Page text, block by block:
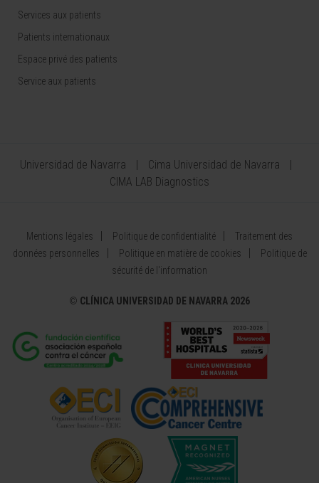
Services aux patients
Patients internationaux
Espace privé des patients
Service aux patients
Universidad de Navarra
Cima Universidad de Navarra
CIMA LAB Diagnostics
Mentions légales Politique de confidentialité
Traitement des
données personnelles
Politique en matière de cookies
Politique de
sécurité de l'information
© CLÍNICA UNIVERSIDAD DE NAVARRA 2026